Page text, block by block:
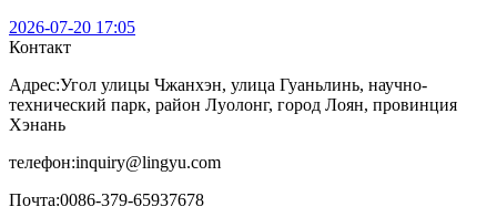
2026-07-20 17:05
Контакт
Адрес:Угол улицы Чжанхэн, улица Гуаньлинь, научно-
технический парк, район Луолонг, город Лоян, провинция
Хэнань
телефон:inquiry@lingyu.com
Почта:0086-379-65937678